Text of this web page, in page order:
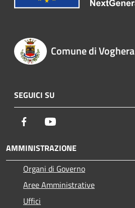
Comune di Voghera
SEGUICI SU
Facebook
AMMINISTRAZIONE
Organi di Governo
Aree Amministrative
Uffici